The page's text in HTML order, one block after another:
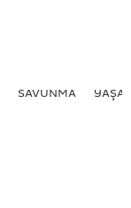
SAVUNMA